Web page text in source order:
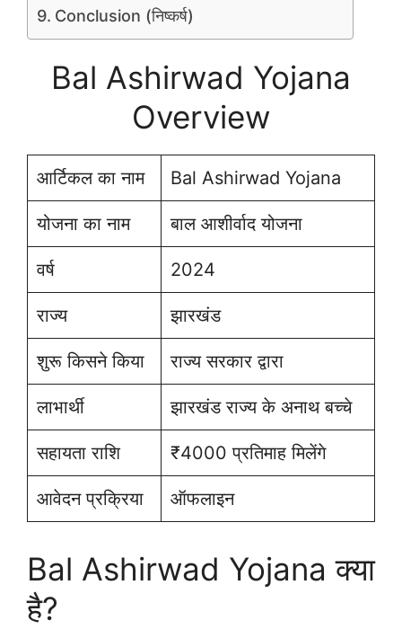
Conclusion (निष्कर्ष)
Bal Ashirwad Yojana
Overview
आर्टिकल का नाम Bal Ashirwad Yojana
योजना का नाम बाल आशीर्वाद योजना
वर्ष 2024
राज्य झारखंड
शुरू किसने किया राज्य सरकार द्वारा
लाभार्थी झारखंड राज्य के अनाथ बच्चे
सहायता राशि ₹4000 प्रतिमाह मिलेंगे
आवेदन प्रक्रिया ऑफलाइन
Bal Ashirwad Yojana क्या
है?